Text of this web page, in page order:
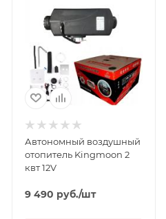
Автономный воздушный
отопитель Kingmoon 2
квт 12V
9 490 руб./шт